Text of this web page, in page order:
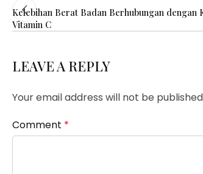
Kelebihan Berat Badan Berhubungan dengan
Vitamin C
LEAVE A REPLY
Your email address will not be
Comment *